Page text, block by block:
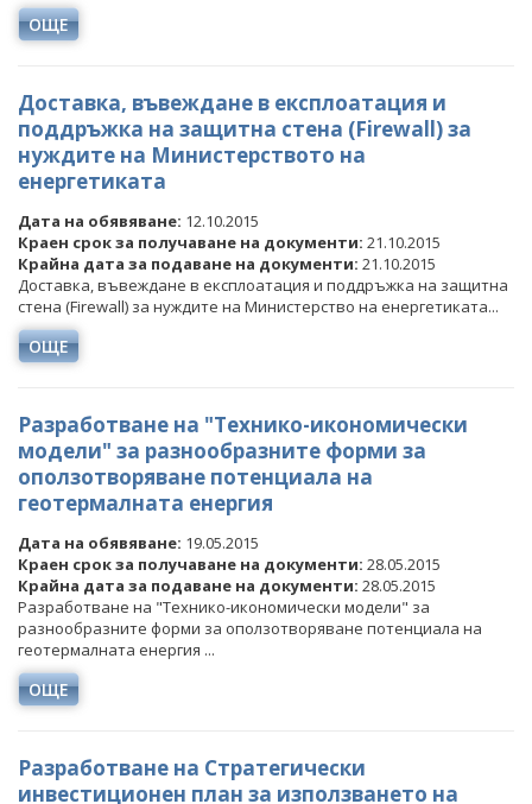
ОЩЕ
Доставка, въвеждане в експлоатация и
поддръжка на защитна стена (Firewall) за
нуждите на Министерството на
енергетиката
Дата на обявяване: 12.10.2015
Краен срок за получаване на документи: 21.10.2015
Крайна дата за подаване на документи: 21.10.2015
Доставка, въвеждане в експлоатация и поддръжка на защитна
стена (Firewall) за нуждите на Министерство на енергетиката...
ОЩЕ
Разработване на "Технико-икономически
модели" за разнообразните форми за
оползотворяване потенциала на
геотермалната енергия
Дата на обявяване: 19.05.2015
Краен срок за получаване на документи: 28.05.2015
Крайна дата за подаване на документи: 28.05.2015
Разработване на "Технико-икономически модели" за
разнообразните форми за оползотворяване потенциала на
геотермалната енергия ...
ОЩЕ
Разработване на Стратегически
инвестиционен план за използването на